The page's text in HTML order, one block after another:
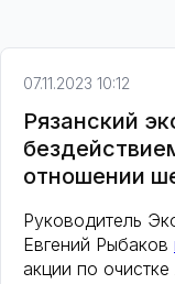
07.11.2023 10:12
Рязанский
отношении
Руководитель
Евгений Рыбаков
акции по